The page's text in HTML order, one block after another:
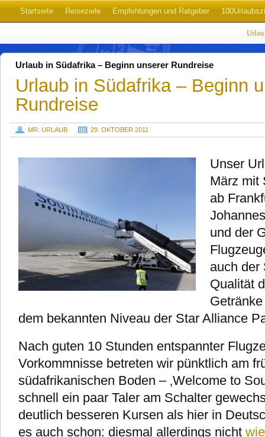
Startseite Reiseziele Empfehlungen und Ratgeber
Urlaub in Südafrika – Beginn unserer Rundreise
Urlaub in Südafrika – Beginn
Rundreise
MR. URLAUB 29. OKTOBER 2011
Unser
März mit
ab
und der
auch der
Qualität
dem bekannten Niveau der Star Alliance
Nach guten 10 Stunden entspannter
Vorkommnisse betreten wir pünktlich am
südafrikanischen Boden – ‚Welcome to
schnell ein paar Taler am Schalter
deutlich besseren Kursen als hier in
es auch schon: diesmal allerdings nicht